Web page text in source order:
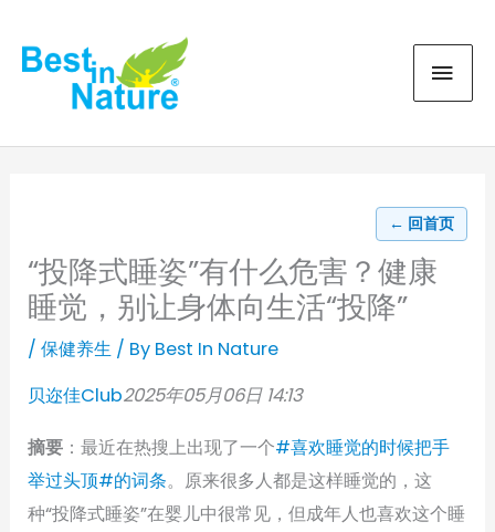
content
← 回首页
“投降式睡姿”有什么危害？健康
睡觉，别让身体向生活“投降”
/保健养生 / By Best In Nature
贝迩佳Club2025年05月06日 14:13
摘要 ：最近在热搜上出现了一个#喜欢睡觉的时候把手
举过头顶#的词条。原来很多人都是这样睡觉的，这
种“投降式睡姿”在婴儿中很常见，但成年人也喜欢这个睡